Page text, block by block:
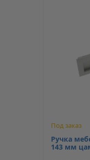
Под заказ
Ручка
143 мм